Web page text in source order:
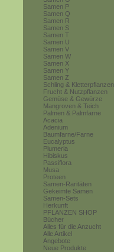
Samen P
Samen Q
Samen R
Samen S
Samen T
Samen U
Samen V
Samen W
Samen X
Samen Y
Samen Z
Schling & Kletterpflanzen
Frucht & Nutzpflanzen
Gemüse & Gewürze
Mangroven & Teich
Palmen & Palmfarne
Acacia
Adenium
Baumfarne/Farne
Eucalyptus
Plumeria
Hibiskus
Passiflora
Musa
Proteen
Samen-Raritäten
Gekeimte Samen
Samen-Sets
Herkunft
PFLANZEN SHOP
Bücher
Alles für die Anzucht
Alle Artikel
Angebote
Neue Produkte